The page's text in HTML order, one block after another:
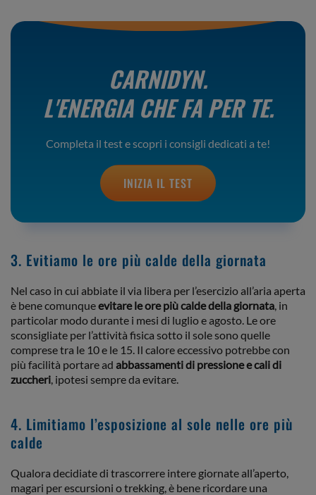
CARNIDYN.
L'ENERGIA CHE FA PER TE.
Completa il test e scopri i consigli dedicati a te!
INIZIA IL TEST
3. Evitiamo le ore più calde della giornata
Nel caso in cui abbiate il via libera per l’esercizio all’aria aperta
è bene comunqueevitare le ore più calde della giornata, in
particolar modo durante i mesi di luglio e agosto. Le ore
sconsigliate per l’attività fisica sotto il sole sono quelle
comprese tra le 10 e le 15. Il calore eccessivo potrebbe con
più facilità portare ad abbassamenti di pressione e cali di
zuccheri, ipotesi sempre da evitare.
4. Limitiamo l’esposizione al sole nelle ore più
calde
Qualora decidiate di trascorrere intere giornate all’aperto,
magari per escursioni o trekking, è bene ricordare una